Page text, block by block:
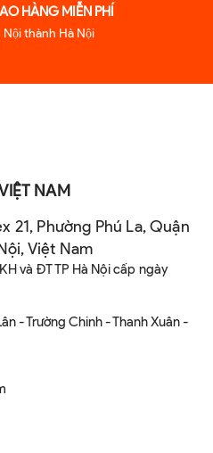
HÀNG MIỄN PHÍ
Nội thành Hà Nội
NAM
21, Phường Phú La, Quận
Việt Nam
và ĐT TP Hà Nội cấp ngày
- Trường Chinh - Thanh Xuân -